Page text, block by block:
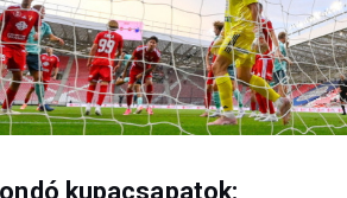
kupacsapatok: